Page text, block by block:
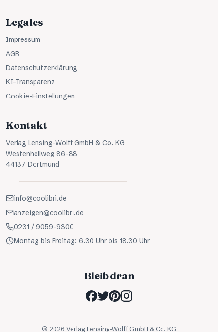
Legales
Impressum
AGB
Datenschutzerklärung
KI-Transparenz
Cookie-Einstellungen
Kontakt
Verlag Lensing-Wolff GmbH & Co. KG
Westenhellweg 86-88
44137 Dortmund
info@coolibri.de
anzeigen@coolibri.de
0231 / 9059-9300
Montag bis Freitag: 6.30 Uhr bis 18.30 Uhr
Bleib dran
© 2026 Verlag Lensing-Wolff GmbH & Co. KG